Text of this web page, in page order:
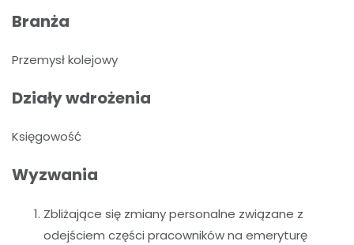
Branża
Przemysł kolejowy
Działy wdrożenia
Księgowość
Wyzwania
Zbliżające się zmiany personalne związane z
odejściem części pracowników na emeryturę